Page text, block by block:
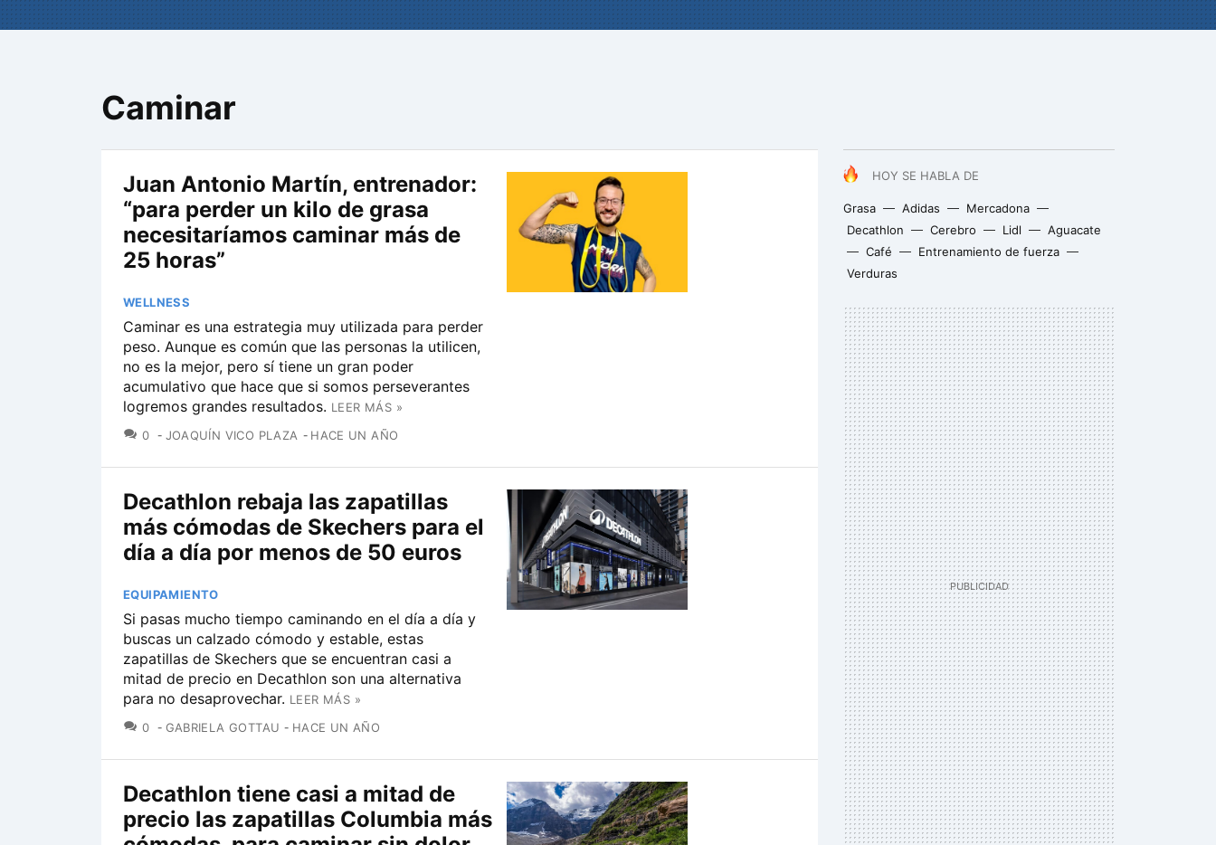
Caminar
HOY SE HABLA DE
Grasa Adidas
Mercadona
Decathlon
Cerebro Lidl
Aguacate
Café
Entrenamiento de fuerza
Verduras
Juan Antonio Martín, entrenador:
“para perder un kilo de grasa
necesitaríamos caminar más de
25 horas”
WELLNESS
Caminar es una estrategia muy utilizada para perder
peso. Aunque es común que las personas la utilicen,
no es la mejor, pero sí tiene un gran poder
acumulativo que hace que si somos perseverantes
logremos grandes resultados. LEER MÁS »
0 COMENTARIOS
JOAQUÍN VICO PLAZA HACE UN AÑO
Decathlon rebaja las zapatillas
más cómodas de Skechers para el
día a día por menos de 50 euros
EQUIPAMIENTO
Si pasas mucho tiempo caminando en el día a día y
buscas un calzado cómodo y estable, estas
zapatillas de Skechers que se encuentran casi a
mitad de precio en Decathlon son una alternativa
para no desaprovechar. LEER MÁS »
0 COMENTARIOS
GABRIELA GOTTAU HACE UN AÑO
Decathlon tiene casi a mitad de
precio las zapatillas Columbia más